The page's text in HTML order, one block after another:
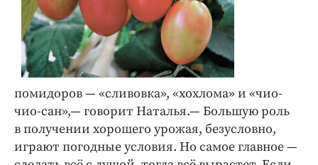
помидоров — «сливовка», «хохлома» и «чио-
чио-сан»,— говорит Наталья.— Большую роль
в получении хорошего урожая, безусловно,
играют погодные условия. Но самое главное —